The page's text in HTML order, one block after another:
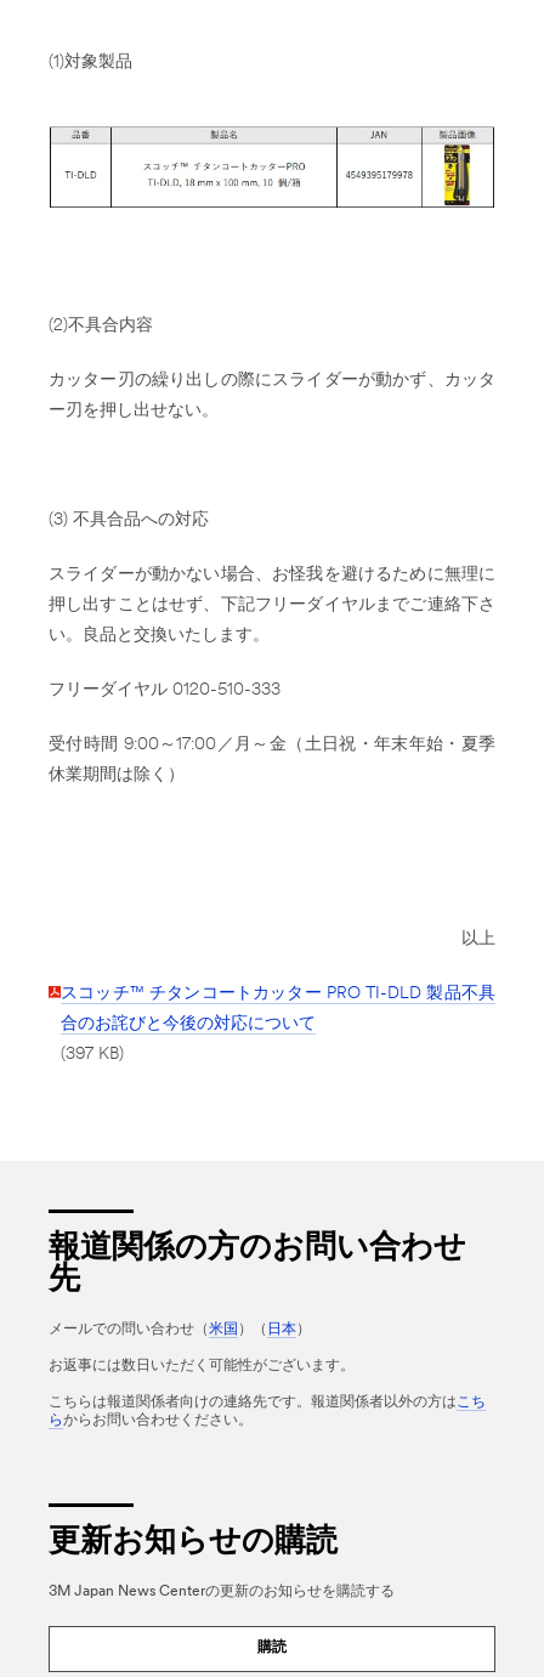
(1)対象製品
(2)不具合内容
カッター刃の繰り出しの際にスライダーが動かず、カッタ
ー刃を押し出せない。
(3) 不具合品への対応
スライダーが動かない場合、お怪我を避けるために無理に
押し出すことはせず、下記フリーダイヤルまでご連絡下さ
い。良品と交換いたします。
フリーダイヤル 0120-510-333
受付時間 9:00～17:00／月～金（土日祝・年末年始・夏季
休業期間は除く）
以上
スコッチ™ チタンコートカッター PRO TI-DLD 製品不具
合のお詫びと今後の対応について
(397 KB)
報道関係の方のお問い合わせ
先
メールでの問い合わせ（米国 ）（ 日本）
お返事には数日いただく可能性がございます。
こちらは報道関係者向けの連絡先です。報道関係者以外の方はこち
らからお問い合わせください。
更新お知らせの購読
3M Japan News Centerの更新のお知らせを購読する
購読